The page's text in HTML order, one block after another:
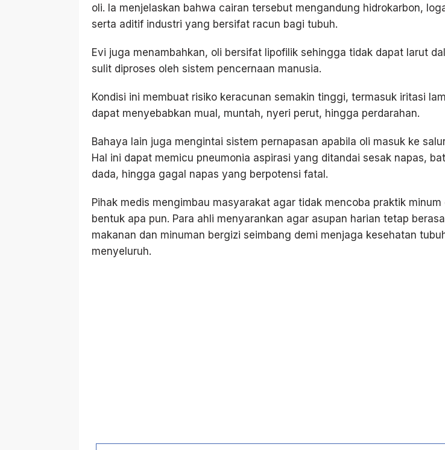
oli. Ia menjelaskan bahwa cairan tersebut mengandung hidrokarbon,
serta aditif industri yang bersifat racun bagi tubuh.
Evi juga menambahkan, oli bersifat lipofilik sehingga tidak dapat larut
sulit diproses oleh sistem pencernaan manusia.
Kondisi ini membuat risiko keracunan semakin tinggi, termasuk iritasi
dapat menyebabkan mual, muntah, nyeri perut, hingga perdarahan.
Bahaya lain juga mengintai sistem pernapasan apabila oli masuk ke
Hal ini dapat memicu pneumonia aspirasi yang ditandai sesak napas,
dada, hingga gagal napas yang berpotensi fatal.
Pihak medis mengimbau masyarakat agar tidak mencoba praktik minum
bentuk apa pun. Para ahli menyarankan agar asupan harian tetap
makanan dan minuman bergizi seimbang demi menjaga kesehatan
menyeluruh.